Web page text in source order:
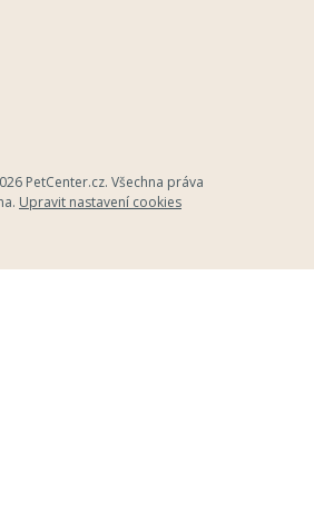
PetCenter.cz. Všechna práva
Upravit nastavení cookies